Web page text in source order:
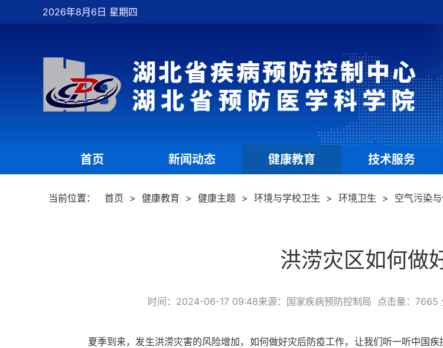
2026年8月6日 星期四
首页 新闻动态 健康教育 技术服务
当前位置： 首页 > 健康教育 > 健康主题 > 环境与学校卫生 > 环境卫生 > 空气污染
洪涝灾区如何做
时间：2024-06-17 09:48来源：国家疾病预防控制局 点击量： 7665
夏季到来，发生洪涝灾害的风险增加，如何做好灾后防疫工作，让我们听一听中国